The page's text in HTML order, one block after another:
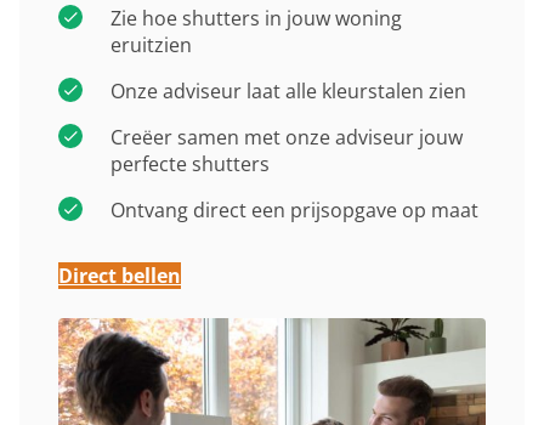
Zie hoe shutters in jouw woning
eruitzien
Onze adviseur laat alle kleurstalen zien
Creëer samen met onze adviseur jouw
perfecte shutters
Ontvang direct een prijsopgave op maat
Direct bellen